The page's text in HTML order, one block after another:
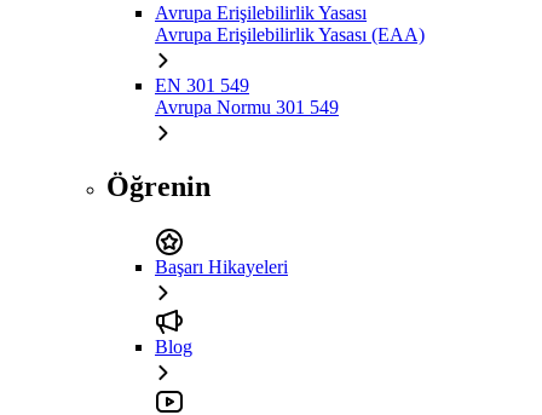
Avrupa Erişilebilirlik Yasası
Avrupa Erişilebilirlik Yasası (EAA)
EN 301 549
Avrupa Normu 301 549
Öğrenin
Başarı Hikayeleri
Blog